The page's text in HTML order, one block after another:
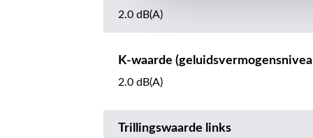
2.0 dB(A)
K-waarde
2.0 dB(A)
Trillingswaarde links